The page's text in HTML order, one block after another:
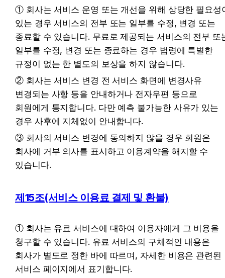
① 회사는 서비스 운영 또는 개선을 위해 상당한 필요성
있는 경우 서비스의 전부 또는 일부를 수정, 변경 또는
종료할 수 있습니다. 무료로 제공되는 서비스의 전부 또
일부를 수정, 변경 또는 종료하는 경우 법령에 특별한
규정이 없는 한 별도의 보상을 하지 않습니다.
② 회사는 서비스 변경 전 서비스 화면에 변경사유
변경되는 사항 등을 안내하거나 전자우편 등으로
회원에게 통지합니다. 다만 예측 불가능한 사유가 있는
경우 사후에 지체없이 안내합니다.
③ 회사의 서비스 변경에 동의하지 않을 경우 회원은
회사에 거부 의사를 표시하고 이용계약을 해지할 수
있습니다.
제15조(서비스 이용료 결제 및 환불)
① 회사는 유료 서비스에 대하여 이용자에게 그 비용을
청구할 수 있습니다. 유료 서비스의 구체적인 내용은
회사가 별도로 정한 바에 따르며, 자세한 비용은 관련된
서비스 페이지에서 표기합니다.